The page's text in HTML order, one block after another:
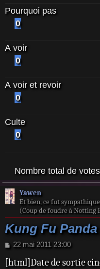
Pourquoi pas
0
A voir
0
A voir et revoir
0
Culte
0
Nombre total de
Yawen
Et bien, ce fut
(Coup de foudre à Notting
Kung Fu Panda
M
s
22 mai 2011 23:00
[html]Date de sortie